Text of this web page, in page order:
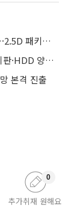
한미반도체, 2026 세미콘 동남아시아 참가⋯2.5D 패키징 TC 본더 소개
스몰인사이트리서치 “제이앤티씨, AI 유리기판·HDD 양산 본격화…4000억 매출 기대”
본격 진출
추가취재 원해요
0